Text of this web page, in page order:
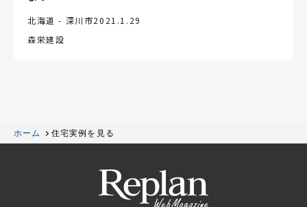
北海道 - 深川市2021.1.29
森栄建設
ホーム 住宅実例を見る